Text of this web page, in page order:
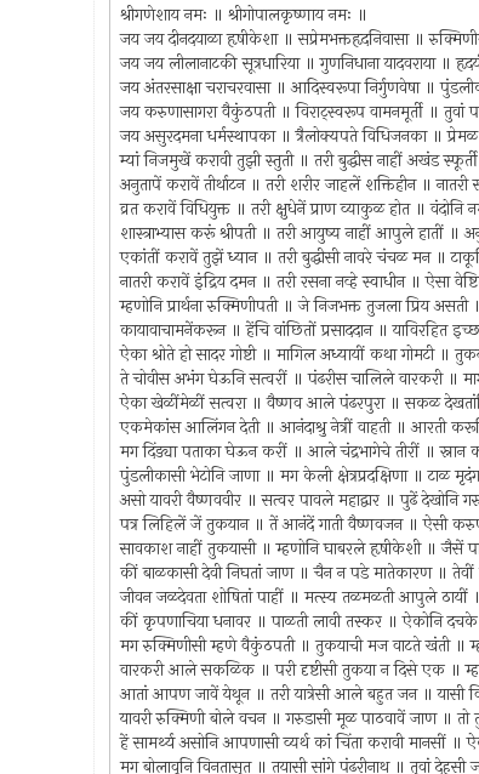
श्रीगणेशाय नमः ॥ श्रीगोपालकृष्णाय नमः ॥
जय जय दीनदयाळा हृषीकेशा ॥ सप्रेमभक्तहृदनिवासा ॥
जय जय लीलानाटकी सूत्रधारिया ॥ गुणनिधाना यादवराया ॥
जय अंतरसाक्षा चराचरवासा ॥ आदिस्वरूपा निर्गुणवेषा ॥
जय करुणासागरा वैकुंठपती ॥ विराट्स्वरूप वामनमूर्ती ॥ तुवां
जय असुरदमना धर्मस्थापका ॥ त्रैलोक्यपते विधिजनका ॥
म्यां निजमुखें करावी तुझी स्तुती ॥ तरी बुद्धीस नाहीं अखंड
अनुतापें करावें तीर्थाटन ॥ तरी शरीर जाहलें शक्तिहीन ॥
व्रत करावें विधियुक्त ॥ तरी क्षुधेनें प्राण व्याकुळ होत ॥
शास्त्राभ्यास करूं श्रीपती ॥ तरी आयुष्य नाहीं आपुले हातीं ॥
एकांतीं करावें तुझें ध्यान ॥ तरी बुद्धीसी नावरे चंचळ मन ॥
नातरी करावें इंद्रिय दमन ॥ तरी रसना नव्हे स्वाधीन ॥
म्हणोनि प्रार्थना रुक्मिणीपती ॥ जे निजभक्त तुजला प्रिय
कायावाचामनेंकरून ॥ हेंचि वांछितों प्रसाददान ॥ याविरहित
ऐका श्रोते हो सादर गोष्टी ॥ मागिल अध्यायीं कथा गोमटी ॥
ते चोवीस अभंग घेऊनि सत्वरीं ॥ पंढरीस चालिले वारकरी ॥
ऐका खेळींमेळीं सत्वरा ॥ वैष्णव आले पंढरपुरा ॥ सकळ
एकमेकांस आलिंगन देती ॥ आनंदाश्रु नेत्रीं वाहती ॥ आरती
मग दिंड्या पताका घेऊन करीं ॥ आले चंद्रभागेचे तीरीं ॥
पुंडलीकासी भेटोनि जाणा ॥ मग केली क्षेत्रप्रदक्षिणा ॥ टाळ
असो यावरी वैष्णववीर ॥ सत्वर पावले महाद्वार ॥ पुढें देखोनि
पत्र लिहिलें जें तुकयान ॥ तें आनंदें गाती वैष्णवजन ॥ ऐसी
सावकाश नाहीं तुकयासी ॥ म्हणोनि घाबरले हृषीकेशी ॥ जैसें
कीं बाळकासी देवी निघतां जाण ॥ चैन न पडे मातेकारण ॥
जीवन जळदेवता शोषितां पाहीं ॥ मत्स्य तळमळती आपुले
कीं कृपणाचिया धनावर ॥ पाळती लावी तस्कर ॥ ऐकोनि
मग रुक्मिणीसी म्हणे वैकुंठपती ॥ तुकयाची मज वाटते खंती ॥
वारकरी आले सकळिक ॥ परी दृष्टीसी तुकया न दिसे एक ॥
आतां आपण जावें येथून ॥ तरी यात्रेसी आले बहुत जन ॥ यासी
यावरी रुक्मिणी बोले वचन ॥ गरुडासी मूळ पाठवावें जाण ॥
हें सामर्थ्य असोनि आपणासी व्यर्थ कां चिंता करावी मानसीं
मग बोलावूनि विनतासुत ॥ तयासी सांगे पंढरीनाथ ॥ तुवां देहूसी